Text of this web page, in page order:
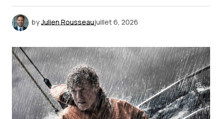
byJulien Rousseaujuillet 6, 2026